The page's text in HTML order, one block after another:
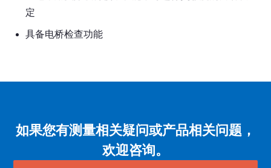
定
具备电桥检查功能
如果您有测量相关疑问或产品相关问题，
欢迎咨询。